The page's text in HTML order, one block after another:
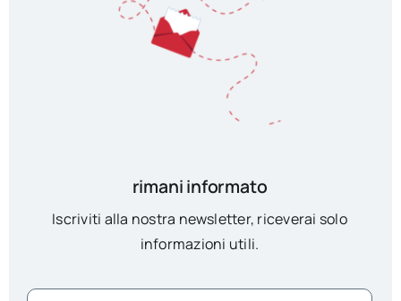
rimani informato
Iscriviti alla nostra newsletter, riceverai solo
informazioni utili.